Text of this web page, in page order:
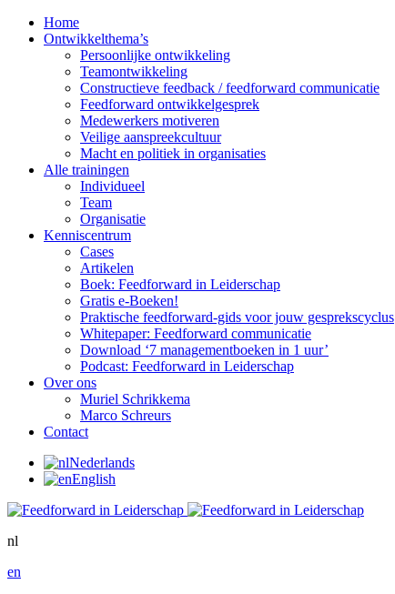
Home
Ontwikkelthema’s
Persoonlijke ontwikkeling
Teamontwikkeling
Constructieve feedback / feedforward communicatie
Feedforward ontwikkelgesprek
Medewerkers motiveren
Veilige aanspreekcultuur
Macht en politiek in organisaties
Alle trainingen
Individueel
Team
Organisatie
Kenniscentrum
Cases
Artikelen
Boek: Feedforward in Leiderschap
Gratis e-Boeken!
Praktische feedforward-gids voor jouw gesprekscyclus
Whitepaper: Feedforward communicatie
Download ‘7 managementboeken in 1 uur’
Podcast: Feedforward in Leiderschap
Over ons
Muriel Schrikkema
Marco Schreurs
Contact
Nederlands
English
nl
en